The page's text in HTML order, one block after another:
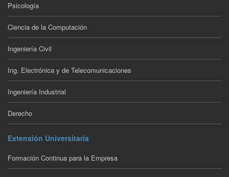
Psicología
Ciencia de la Computación
Ingeniería Civil
Ing. Electrónica y de Telecomunicaciones
Ingeniería Industrial
Derecho
Extensión Universitaria
Formación Continua para la Empresa